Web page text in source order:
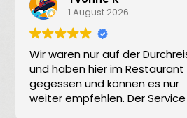
1 August 2026
Wir waren nur auf der
und haben hier im Restaurant
gegessen und können es nur
weiter empfehlen. Der